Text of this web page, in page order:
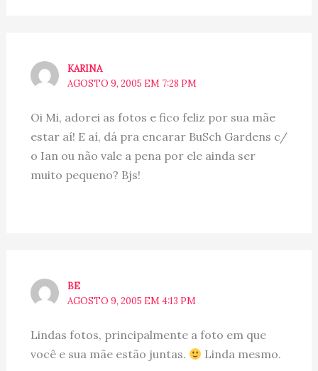
KARINA
AGOSTO 9, 2005 EM 7:28 PM
Oi Mi, adorei as fotos e fico feliz por sua mãe
estar aí! E aí, dá pra encarar BuSch Gardens c/
o Ian ou não vale a pena por ele ainda ser
muito pequeno? Bjs!
BE
AGOSTO 9, 2005 EM 4:13 PM
Lindas fotos, principalmente a foto em que
você e sua mãe estão juntas.
Linda mesmo.